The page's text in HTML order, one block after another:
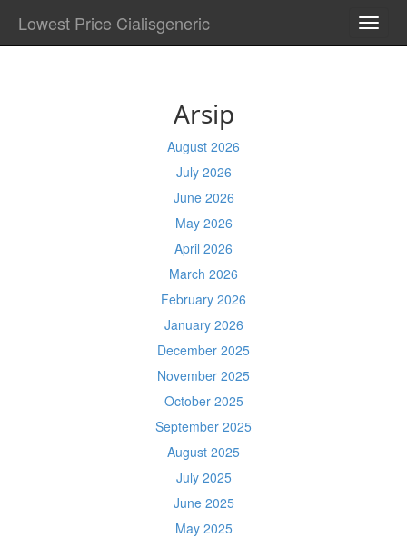
Lowest Price Cialisgeneric
Arsip
August 2026
July 2026
June 2026
May 2026
April 2026
March 2026
February 2026
January 2026
December 2025
November 2025
October 2025
September 2025
August 2025
July 2025
June 2025
May 2025